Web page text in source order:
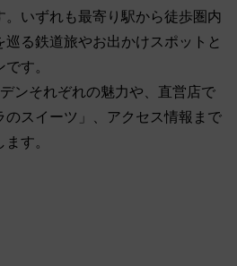
いずれも最寄り駅から徒歩圏内
る鉄道旅やお出かけスポットと
です。
ンそれぞれの魅力や、直営店で
のスイーツ」、アクセス情報まで
す。